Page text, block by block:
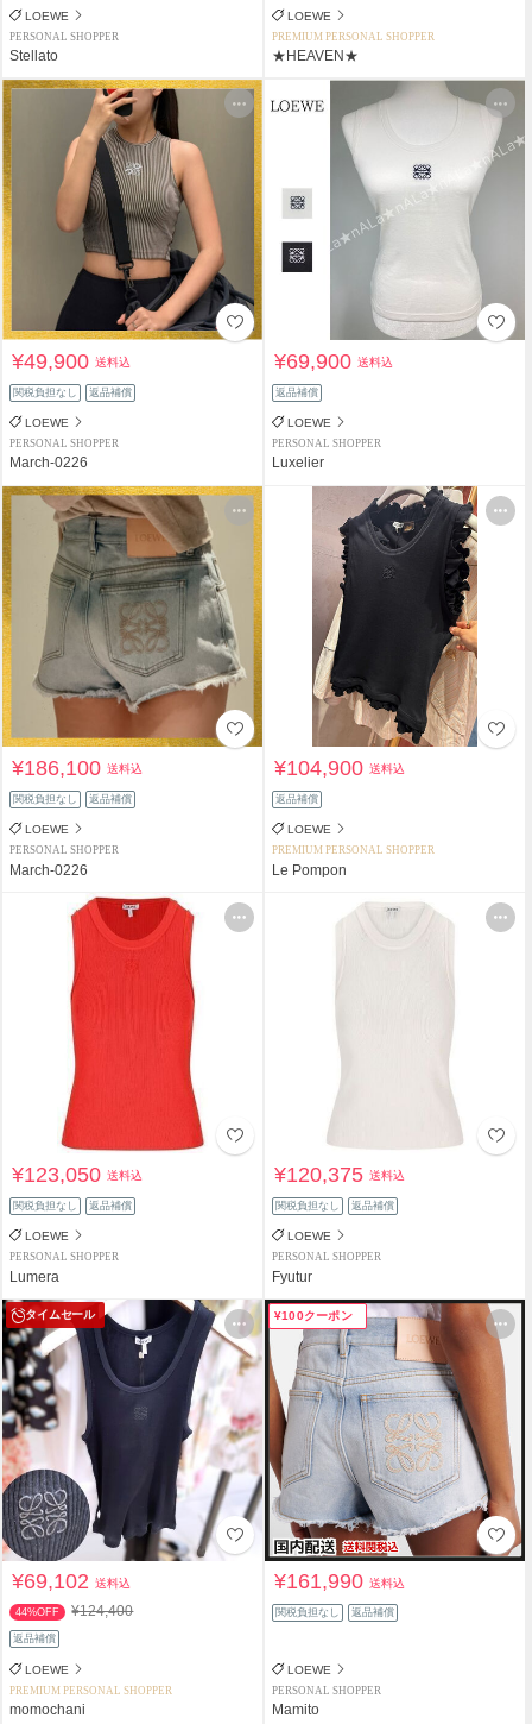
LOEWE
PERSONAL SHOPPER
Stellato
LOEWE
PREMIUM PERSONAL SHOPPER
★HEAVEN★
¥49,900送料込
関税負担なし 返品補償
LOEWE
PERSONAL SHOPPER
March-0226
¥69,900送料込
返品補償
LOEWE
PERSONAL SHOPPER
Luxelier
¥186,100送料込
関税負担なし 返品補償
LOEWE
PERSONAL SHOPPER
March-0226
¥104,900送料込
返品補償
LOEWE
PREMIUM PERSONAL SHOPPER
Le Pompon
¥123,050送料込
関税負担なし 返品補償
LOEWE
PERSONAL SHOPPER
Lumera
¥120,375送料込
関税負担なし 返品補償
LOEWE
PERSONAL SHOPPER
Fyutur
タイムセール
¥69,102送料込
44%OFF ¥124,400
返品補償
LOEWE
PREMIUM PERSONAL SHOPPER
momochani
¥100クーポン
¥161,990送料込
関税負担なし 返品補償
LOEWE
PERSONAL SHOPPER
Mamito